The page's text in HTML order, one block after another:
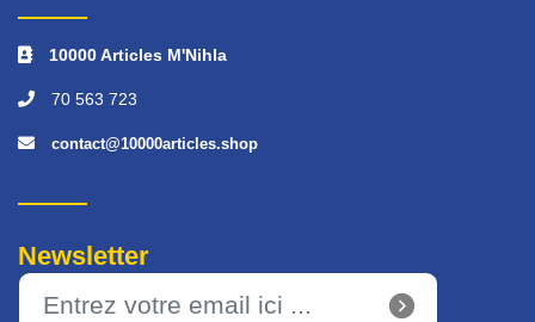
10000 Articles M'Nihla
70 563 723
contact@10000articles.shop
Newsletter